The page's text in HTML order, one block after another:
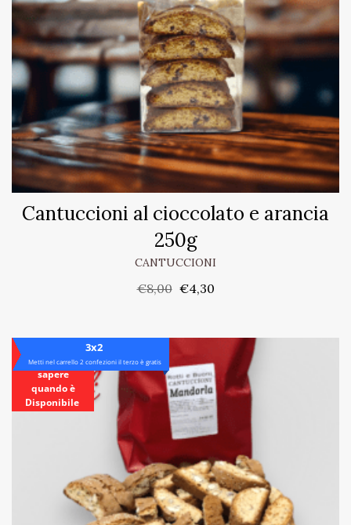
Cantuccioni al cioccolato e arancia
250g
CANTUCCIONI
€8,00 €4,30
Iscriviti, per
sapere
quando è
Disponibile
3x2
Metti nel carrello 2 confezioni il terzo è gratis